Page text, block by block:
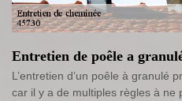
Entretien de poêle a
L’entretien d’un poêle à granulé
car il y a de multiples règles à ne